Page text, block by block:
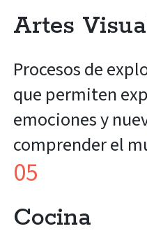
Artes
Procesos de
que permiten
emociones y
comprender el
05
Cocina